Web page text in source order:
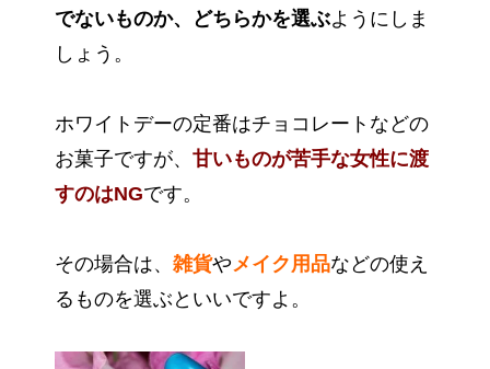
でないものか、どちらかを選ぶようにしま
しょう。
ホワイトデーの定番はチョコレートなどの
お菓子ですが、 甘いものが苦手な女性に渡
すのはNGです。
その場合は、 雑貨やメイク用品などの使え
るものを選ぶといいですよ。